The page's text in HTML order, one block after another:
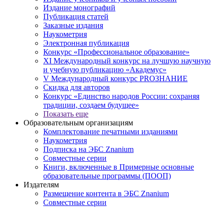
Издание монографий
Публикация статей
Заказные издания
Наукометрия
Электронная публикация
Конкурс «Профессиональное образование»
XI Международный конкурс на лучшую научную
и учебную публикацию «Академус»
V Международный конкурс PROЗНАНИЕ
Скидка для авторов
Конкурс «Единство народов России: сохраняя
традиции, создаем будущее»
Показать еще
Образовательным организациям
Комплектование печатными изданиями
Наукометрия
Подписка на ЭБС Znanium
Совместные серии
Книги, включенные в Примерные основные
образовательные программы (ПООП)
Издателям
Размещение контента в ЭБС Znanium
Совместные серии